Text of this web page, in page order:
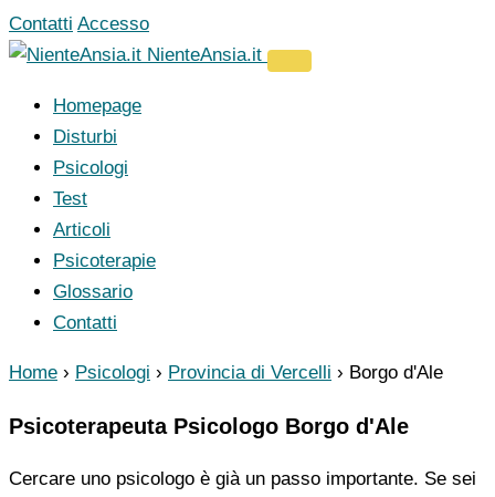
Vai
al
Contatti Accesso
NienteAnsia.it
Homepage
Disturbi
Psicologi
Test
Articoli
Psicoterapie
Glossario
Contatti
Home › Psicologi › Provincia di Vercelli › Borgo d'Ale
Psicoterapeuta Psicologo Borgo d'Ale
Cercare uno psicologo è già un passo importante. Se sei